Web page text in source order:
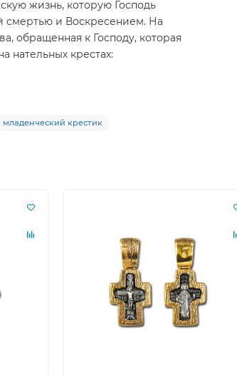
жизнь, которую Господь
смертью и Воскресением. На
обращенная к Господу, которая
нательных крестах:
младенческий крестик